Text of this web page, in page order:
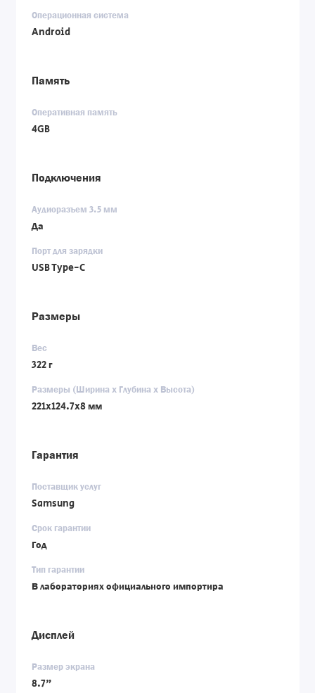
Операционная система
Android
Память
Оперативная память
4GB
Подключения
Аудиоразъем 3.5 мм
Да
Порт для зарядки
USB Type-C
Размеры
Вес
322 г
Размеры (Ширина x Глубина x Высота)
221x124.7x8 мм
Гарантия
Поставщик услуг
Samsung
Срок гарантии
Год
Тип гарантии
В лабораториях официального импортира
Дисплей
Размер экрана
8.7"